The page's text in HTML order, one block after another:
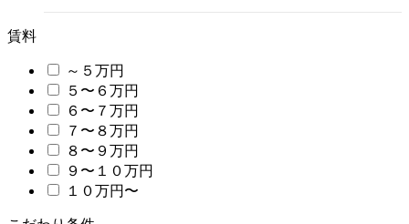
賃料
～５万円
５〜６万円
６〜７万円
７〜８万円
８〜９万円
９〜１０万円
１０万円〜